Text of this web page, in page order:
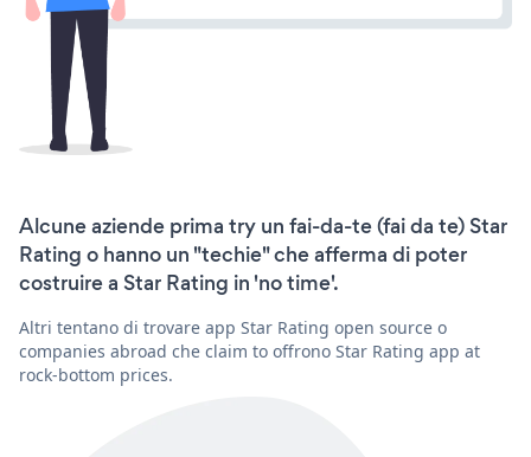
Alcune aziende prima try un fai-da-te (fai da te) Star
Rating o hanno un "techie" che afferma di poter
costruire a Star Rating in 'no time'.
Altri tentano di trovare app Star Rating open source o
companies abroad che claim to offrono Star Rating app at
rock-bottom prices.